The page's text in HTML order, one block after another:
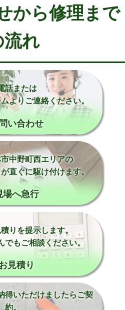
から修理まで
流れ
話または
よりご連絡ください。
い合わせ
中野町西エリアの
直ぐに駆け付けます。
場へ急行
りを提示します。
でもご相談ください。
見積り
得いただけましたらご契
約。